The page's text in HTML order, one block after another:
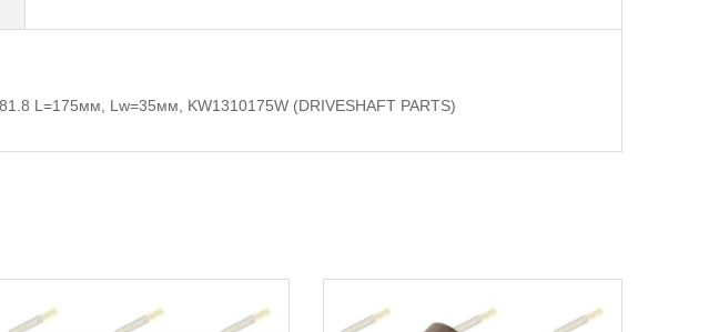
L=175мм, Lw=35мм, KW1310175W (DRIVESHAFT PARTS)